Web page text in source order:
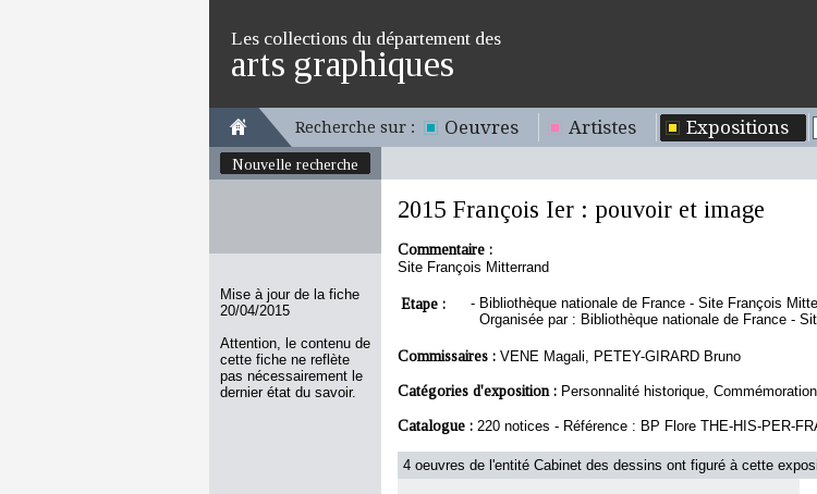
Les collections du département des
arts graphiques
Recherche sur : Oeuvres Artistes Expositions
Nouvelle recherche
Mise à jour de la fiche
20/04/2015
Attention, le contenu de
cette fiche ne reflète
pas nécessairement le
dernier état du savoir.
2015 François Ier : pouvoir et image
Commentaire :
Site François Mitterrand
Etape : - Bibliothèque nationale de France - Site François
Organisée par : Bibliothèque nationale de France -
Commissaires : VENE Magali, PETEY-GIRARD Bruno
Catégories d'exposition : Personnalité historique, Commémoration
Catalogue : 220 notices - Référence : BP Flore THE-HIS-PER-
4 oeuvres de l'entité Cabinet des dessins ont figuré à cette